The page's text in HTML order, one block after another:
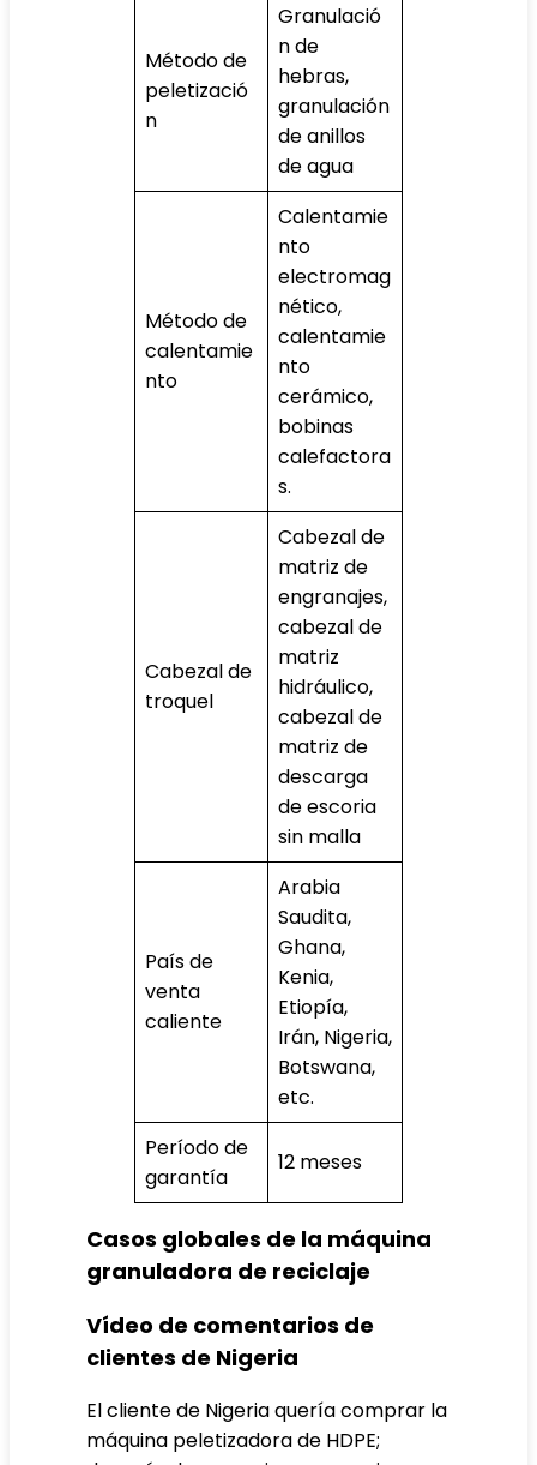
Método de
peletizació
n
Granulació
n de
hebras,
granulación
de anillos
de agua
Método de
calentamie
nto
Calentamie
nto
electromag
nético,
calentamie
nto
cerámico,
bobinas
calefactora
s.
Cabezal de
troquel
Cabezal de
matriz de
engranajes,
cabezal de
matriz
hidráulico,
cabezal de
matriz de
descarga
de escoria
sin malla
País de
venta
caliente
Arabia
Saudita,
Ghana,
Kenia,
Etiopía,
Irán, Nigeria,
Botswana,
etc.
Período de
garantía
12 meses
Casos globales de la máquina
granuladora de reciclaje
Vídeo de comentarios de
clientes de Nigeria
El cliente de Nigeria quería comprar la
máquina peletizadora de HDPE;